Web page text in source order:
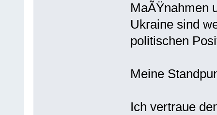
MaÃŸnahmen
Ukraine sind
politischen
Meine
Ich vertraue